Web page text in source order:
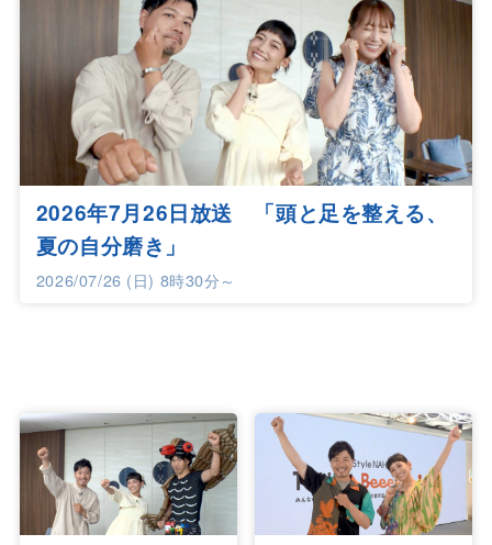
2026年7月26日放送 「頭と足を整える、
夏の自分磨き」
2026/07/26 (日) 8時30分～